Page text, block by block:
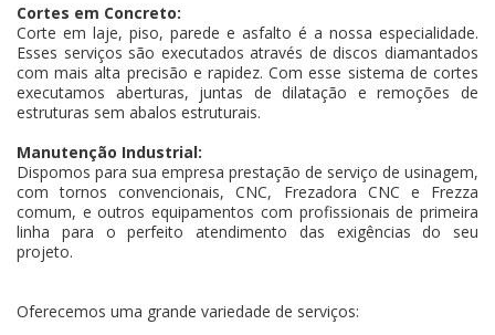
Cortes em Concreto:
Corte em laje, piso, parede e asfalto é a nossa especialidade.
Esses serviços são executados através de discos diamantados
com mais alta precisão e rapidez. Com esse sistema de cortes
executamos aberturas, juntas de dilatação e remoções de
estruturas sem abalos estruturais.
Manutenção Industrial:
Dispomos para sua empresa prestação de serviço de usinagem,
com tornos convencionais, CNC, Frezadora CNC e Frezza
comum, e outros equipamentos com profissionais de primeira
linha para o perfeito atendimento das exigências do seu
projeto.
Oferecemos uma grande variedade de serviços: